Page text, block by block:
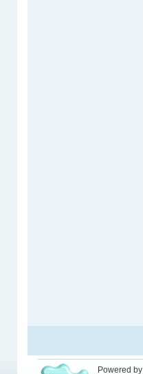
Powered by